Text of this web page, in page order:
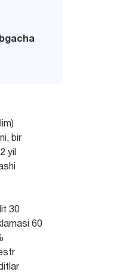
bir
yil
30
60